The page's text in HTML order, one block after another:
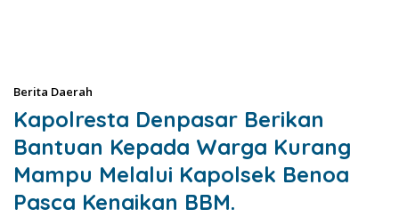
Berita Daerah
Kapolresta Denpasar Berikan
Bantuan Kepada Warga Kurang
Mampu Melalui Kapolsek Benoa
Pasca Kenaikan BBM.